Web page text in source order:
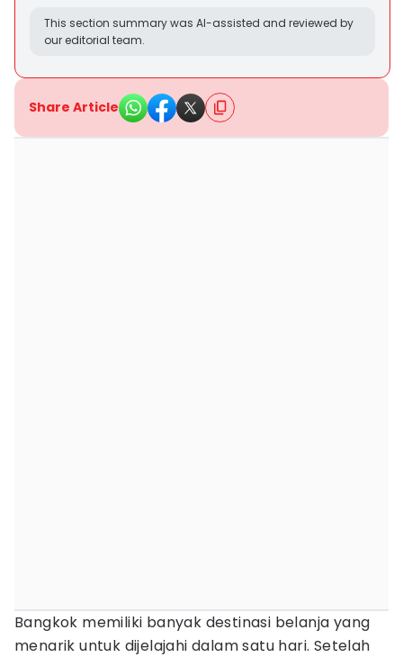
This section summary was AI-assisted and reviewed by
our editorial team.
Share Article
Bangkok memiliki banyak destinasi belanja yang
menarik untuk dijelajahi dalam satu hari. Setelah